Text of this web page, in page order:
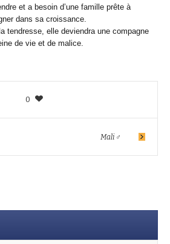
et a besoin d’une famille prête à
dans sa croissance.
tendresse, elle deviendra une compagne
de vie et de malice.
0
Mali ♂